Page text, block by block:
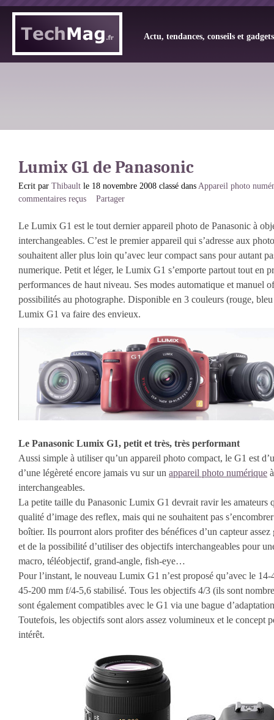
Actu, tendances, conseils et
Lumix G1 de Panasonic
Ecrit par Thibault le 18 novembre 2008 classé dans Appareil photo
commentaires reçus
Partager
Le Lumix G1 est le tout dernier appareil photo de Panasonic à
interchangeables. C’est le premier appareil qui s’adresse aux
souhaitent aller plus loin qu’avec leur compact sans pour autant
numerique. Petit et léger, le Lumix G1 s’emporte partout tout en
performances de haut niveau. Ses modes automatique et manuel
possibilités au photographe. Disponible en 3 couleurs (rouge,
Lumix G1 va faire des envieux.
Le Panasonic Lumix G1, petit et très, très performant
Aussi simple à utiliser qu’un appareil photo compact, le G1 est
d’une légèreté encore jamais vu sur un appareil photo numérique
interchangeables.
La petite taille du Panasonic Lumix G1 devrait ravir les amateurs
qualité d’image des reflex, mais qui ne souhaitent pas
boîtier. Ils pourront alors profiter des bénéfices d’un capteur
et de la possibilité d’utiliser des objectifs interchangeables pour
macro, téléobjectif, grand-angle, fish-eye…
Pour l’instant, le nouveau Lumix G1 n’est proposé qu’avec le
45-200 mm f/4-5,6 stabilisé. Tous les objectifs 4/3 (ils sont
sont également compatibles avec le G1 via une bague
Toutefois, les objectifs sont alors assez volumineux et le concept
intérêt.